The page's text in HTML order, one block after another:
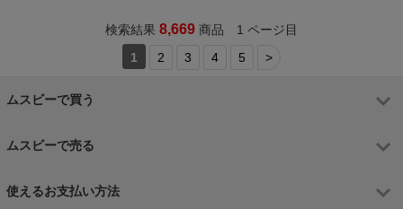
検索結果 8,669 商品 1 ページ目
1
2 3 4 5 >
ムスビーで買う
ムスビーで売る
使えるお支払い方法